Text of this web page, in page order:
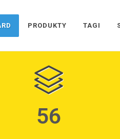
PRODUKTY TAGI
56